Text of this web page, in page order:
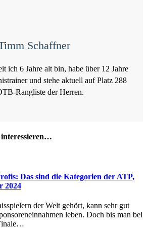
Schaffner
ich 6 Jahre alt bin, habe über 12 Jahre
und stehe aktuell auf Platz 288
Rangliste der Herren.
Das sind die Kategorien der ATP,
2024
der Welt gehört, kann sehr gut
leben. Doch bis man bei